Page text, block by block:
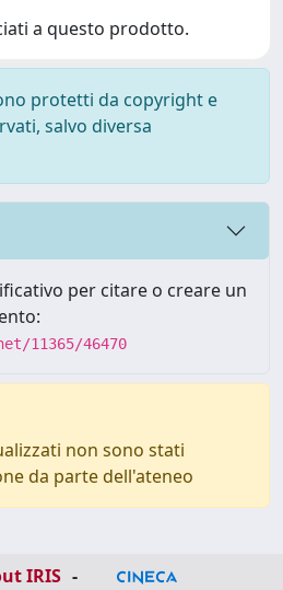
a questo prodotto.
protetti da copyright e
salvo diversa
per citare o creare un
11365/46470
non sono stati
da parte dell'ateneo
IRIS -